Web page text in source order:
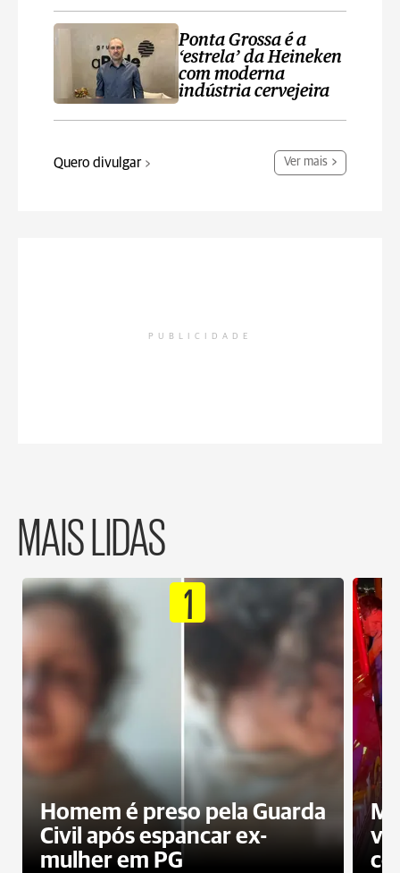
Ponta Grossa é a
‘estrela’ da Heineken
com moderna
indústria cervejeira
Quero divulgar Ver mais
PUBLICIDADE
MAIS LIDAS
1
Homem é preso pela Guarda
Civil após espancar ex-
mulher em PG